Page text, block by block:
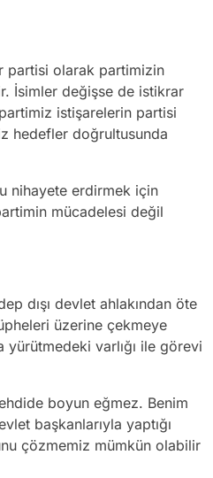
partisi olarak partimizin
İsimler değişse de istikrar
istişarelerin partisi
hedefler doğrultusunda
nihayete erdirmek için
mücadelesi değil
dışı devlet ahlakından öte
üzerine çekmeye
yürütmedeki varlığı ile görevi
boyun eğmez. Benim
başkanlarıyla yaptığı
çözmemiz mümkün olabilir